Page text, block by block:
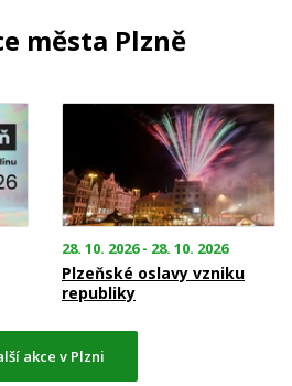
města Plzně
28. 10. 2026 - 28. 10. 2026
Plzeňské oslavy vzniku
republiky
akce v Plzni